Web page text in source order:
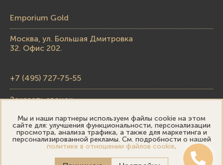
Emporium Gold
Москва, ул. Большая Дмитровка
32. Офис 202.
+7 (495) 727-75-55
Заказать звонок
skupka@emporiumgold.com
sale@emporiumgold.com
Мы и наши партнеры используем файлы cookie на этом
сайте для: улучшения функциональности, персонализации
просмотра, анализа трафика, а также для маркетинга и
персонализированной рекламы. См. подробности о нашей
политике в отношении файлов cookie.